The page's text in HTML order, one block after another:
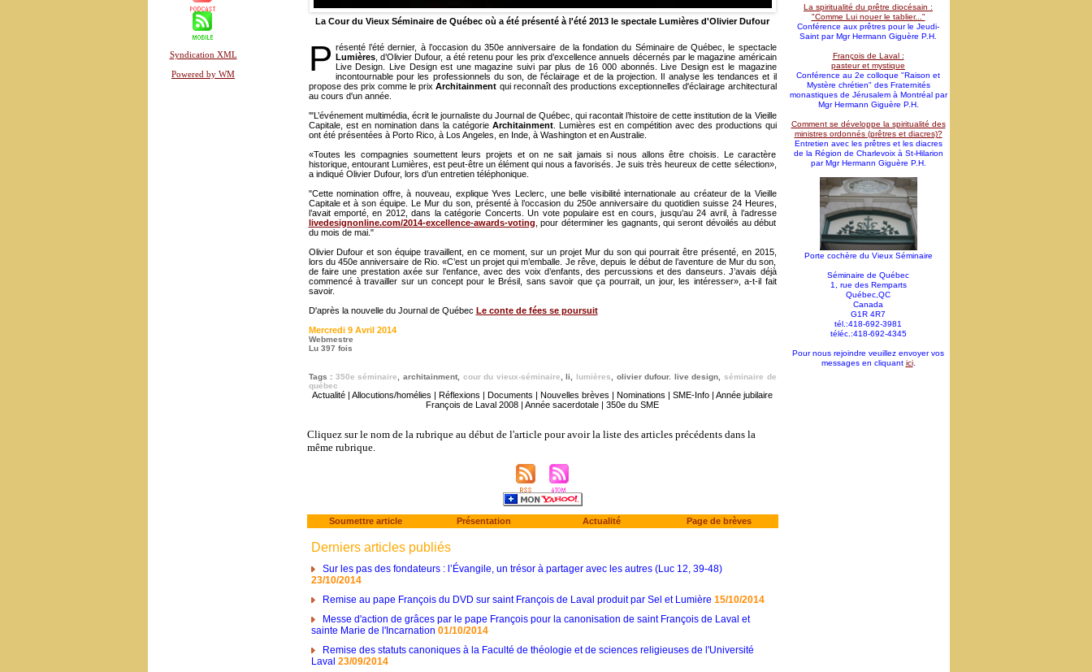
Syndication XML
Powered by WM
La Cour du Vieux Séminaire de Québec où a été présenté à l'été 2013 le spectale Lumières d'Olivier Dufour
P résenté l’été dernier, à l’occasion du 350e anniversaire de la fondation du Séminaire de Québec, le spectacle
Lumières, d’Olivier Dufour, a été retenu pour les prix d’excellence annuels décernés par le magazine américain
Live Design. Live Design est une magazine suivi par plus de 16 000 abonnés. Live Design est le magazine
incontournable pour les professionnels du son, de l'éclairage et de la projection. Il analyse les tendances et il
propose des prix comme le prixArchitainment qui reconnaît des productions exceptionnelles d'éclairage architectural
au cours d'un année.
'"L’événement multimédia, écrit le journaliste du Journal de Québec, qui racontait l’histoire de cette institution de la Vieille
Capitale, est en nomination dans la catégorie Architainment. Lumières est en compétition avec des productions qui
ont été présentées à Porto Rico, à Los Angeles, en Inde, à Washington et en Australie.
«Toutes les compagnies soumettent leurs projets et on ne sait jamais si nous allons être choisis. Le caractère
historique, entourant Lumières, est peut-être un élément qui nous a favorisés. Je suis très heureux de cette sélection»,
a indiqué Olivier Dufour, lors d’un entretien téléphonique.
"Cette nomination offre, à nouveau, explique Yves Leclerc, une belle visibilité internationale au créateur de la Vieille
Capitale et à son équipe. Le Mur du son, présenté à l’occasion du 250e anniversaire du quotidien suisse 24 Heures,
l’avait emporté, en 2012, dans la catégorie Concerts. Un vote populaire est en cours, jusqu’au 24 avril, à l’adresse
livedesignonline.com/2014-excellence-awards-voting , pour déterminer les gagnants, qui seront dévoilés au début
du mois de mai."
Olivier Dufour et son équipe travaillent, en ce moment, sur un projet Mur du son qui pourrait être présenté, en 2015,
lors du 450e anniversaire de Rio. «C’est un projet qui m’emballe. Je rêve, depuis le début de l’aventure de Mur du son,
de faire une prestation axée sur l’enfance, avec des voix d’enfants, des percussions et des danseurs. J’avais déjà
commencé à travailler sur un concept pour le Brésil, sans savoir que ça pourrait, un jour, les intéresser», a-t-il fait
savoir.
D'après la nouvelle du Journal de Québec Le conte de fées se poursuit
Mercredi 9 Avril 2014
Webmestre
Lu 397 fois
Tags : 350e séminaire architainment, cour du vieux-séminaire ,li lumières olivier dufour. live design
séminaire de
québec
Actualité | Allocutions/homélies | Réflexions | Documents | Nouvelles brèves | Nominations | SME-Info | Année jubilaire
François de Laval 2008 | Année sacerdotale | 350e du SME
Cliquez sur le nom de la rubrique au début de l'article pour avoir la liste des articles précédents dans la
même rubrique.
Soumettre article Présentation Actualité Page de brèves
Derniers articles publiés
Sur les pas des fondateurs : l’Évangile, un trésor à partager avec les autres (Luc 12, 39-48)
23/10/2014
Remise au pape François du DVD sur saint François de Laval produit par Sel et Lumière 15/10/2014
Messe d'action de grâces par le pape François pour la canonisation de saint François de Laval et
sainte Marie de l'Incarnation 01/10/2014
Remise des statuts canoniques à la Faculté de théologie et de sciences religieuses de l'Université
Laval 23/09/2014
La spiritualité du prêtre diocésain :
"Comme Lui nouer le tablier..."
Conférence aux prêtres pour le Jeudi-
Saint par Mgr Hermann Giguère P.H.
François de Laval :
pasteur et mystique
Conférence au 2e colloque "Raison et
Mystère chrétien" des Fraternités
monastiques de Jérusalem à Montréal par
Mgr Hermann Giguère P.H.
Comment se développe la spiritualité des
ministres ordonnés (prêtres et diacres)?
Entretien avec les prêtres et les diacres
de la Région de Charlevoix à St-Hilarion
par Mgr Hermann Giguère P.H.
Porte cochère du Vieux Séminaire
Séminaire de Québec
1, rue des Remparts
Québec,QC
Canada
G1R 4R7
tél.:418-692-3981
téléc.:418-692-4345
Pour nous rejoindre veuillez envoyer vos
messages en cliquant ici.